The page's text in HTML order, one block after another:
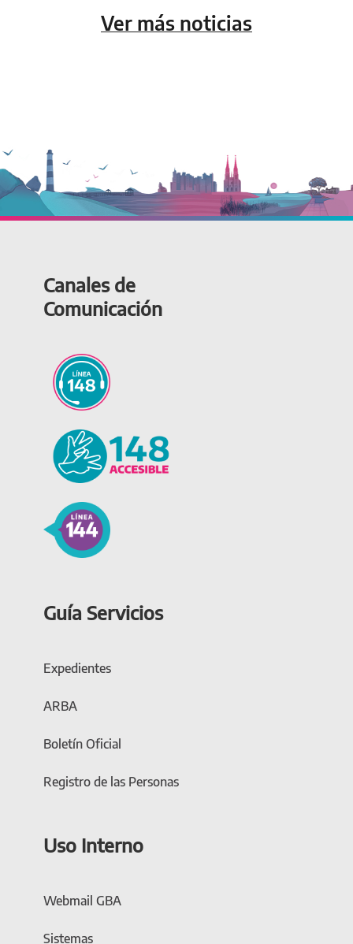
Ver más noticias
Canales de
Comunicación
Guía Servicios
Expedientes
ARBA
Boletín Oficial
Registro de las Personas
Uso Interno
Webmail GBA
Sistemas